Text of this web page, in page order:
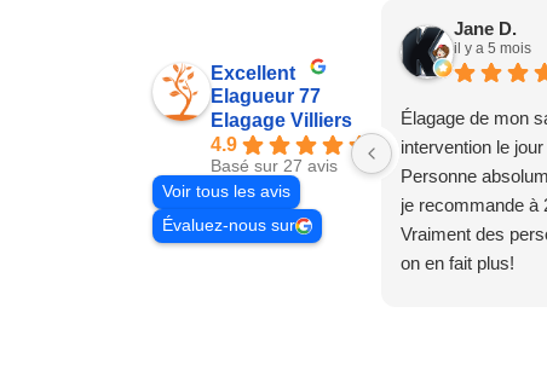
Excellent
Elagueur 77
Elagage Villiers
4.9
Basé sur 27 avis
Voir tous les avis
Évaluez-nous sur
Jane D.
il y a 5 mois
Élagage de mon
intervention le
Personne
je recommande à
Vraiment des
on en fait plus!